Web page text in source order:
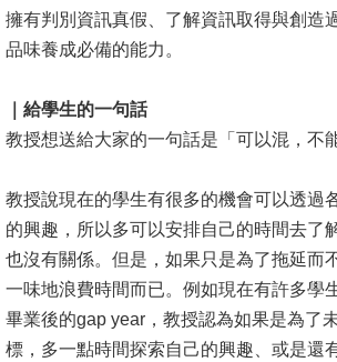
圖
回
首
頁
臺
大
擁有判別資訊真假、了解資訊取得與創造
品味養成必備的能力。
｜給學生的一句話
教授想送給大家的一句話是「可以混，不
教授說現在的學生有很多的機會可以透過
的興趣，所以多可以安排自己的時間去了
也沒有關係。但是，如果只是為了拖延而
一味地浪費時間而已。例如現在有許多學
畢業後的gap year，教授認為如果是為了
標，多一點時間探索自己的興趣、或是還